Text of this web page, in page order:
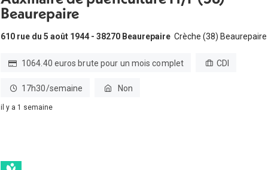
Beaurepaire
610 rue du 5 août 1944 - 38270 Beaurepaire Crèche (38) Beaurepaire
1064.40 euros brute pour un mois complet CDI
17h30/semaine Non
il y a 1 semaine